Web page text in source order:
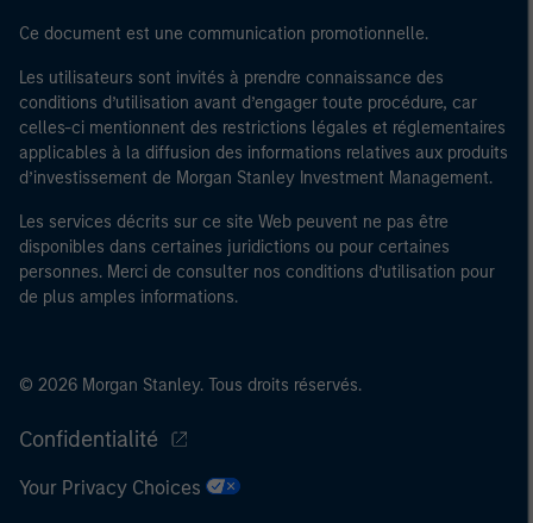
Ce document est une communication promotionnelle.
Les utilisateurs sont invités à prendre connaissance des
conditions d’utilisation avant d’engager toute procédure, car
celles-ci mentionnent des restrictions légales et réglementaires
applicables à la diffusion des informations relatives aux produits
d’investissement de Morgan Stanley Investment Management.
Les services décrits sur ce site Web peuvent ne pas être
disponibles dans certaines juridictions ou pour certaines
personnes. Merci de consulter nos conditions d’utilisation pour
de plus amples informations.
© 2026 Morgan Stanley. Tous droits réservés.
Confidentialité
Your Privacy Choices